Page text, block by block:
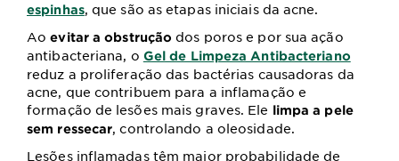
espinhas, que são as etapas iniciais da acne.
Aoevitar a obstrução dos poros e por sua ação
antibacteriana, o Gel de Limpeza Antibacteriano
reduz a proliferação das bactérias causadoras da
acne, que contribuem para a inflamação e
formação de lesões mais graves. Ele limpa a pele
sem ressecar, controlando a oleosidade.
Lesões inflamadas têm maior probabilidade de